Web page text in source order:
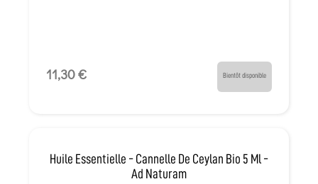
11,30 € Bientôt disponible
Huile Essentielle - Cannelle De Ceylan Bio 5 Ml -
Ad Naturam